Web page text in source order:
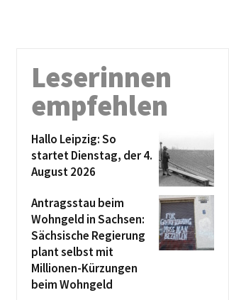
Leserinnen
empfehlen
Hallo Leipzig: So
startet Dienstag, der 4.
August 2026
Antragsstau beim
Wohngeld in Sachsen:
Sächsische Regierung
plant selbst mit
Millionen-Kürzungen
beim Wohngeld